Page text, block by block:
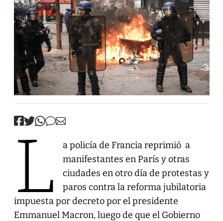
L
a policía de Francia reprimió a
manifestantes en París y otras
ciudades en otro día de protestas y
paros contra la reforma jubilatoria
impuesta por decreto por el presidente
Emmanuel Macron, luego de que el Gobierno